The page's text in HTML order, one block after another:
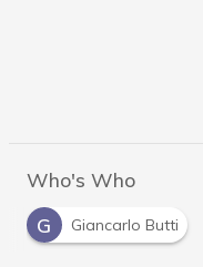
Who's Who
G
Giancarlo Butti